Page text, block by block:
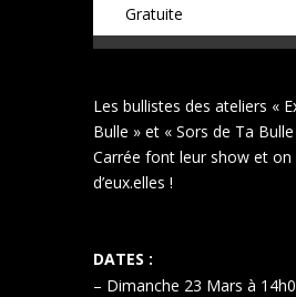
Gratuite
Les bullistes des ateliers «
Bulle » et « Sors de Ta
Carrée font leur show et
d’eux.elles !
DATES :
– Dimanche 23 Mars à